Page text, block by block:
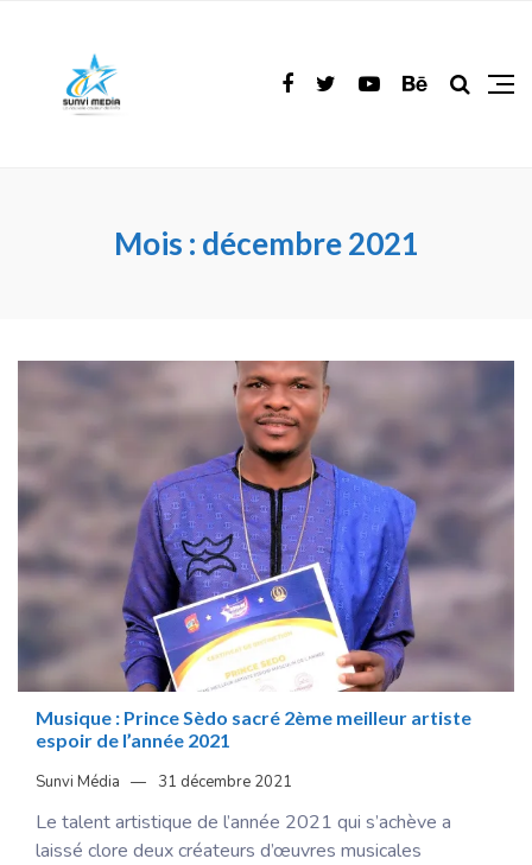
Mois : décembre 2021
Musique : Prince Sèdo sacré 2ème meilleur artiste
espoir de l’année 2021
Sunvi Média 31 décembre 2021
Le talent artistique de l’année 2021 qui s’achève a
laissé clore deux créateurs d’œuvres musicales